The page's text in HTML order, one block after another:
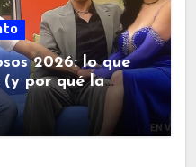
2026: lo que
(y por qué la
todo).